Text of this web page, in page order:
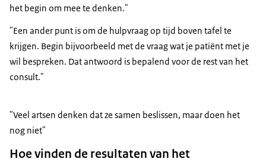
het begin om mee te denken."
"Een ander punt is om de hulpvraag op tijd boven tafel te
krijgen. Begin bijvoorbeeld met de vraag wat je patiënt met je
wil bespreken. Dat antwoord is bepalend voor de rest van het
consult."
"Veel artsen denken dat ze samen beslissen, maar doen het
nog niet"
Hoe vinden de resultaten van het